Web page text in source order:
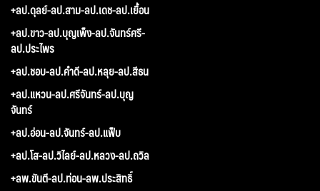
+ลป.ดุลย์-ลป.สาม-ลป.เดช-ลป.เยื้อน
+ลป.ขาว-ลป.บุญเพ็ง-ลป.จันทร์ศรี-
ลป.ประไพร
+ลป.ชอบ-ลป.คำดี-ลป.หลุย-ลป.สีธน
+ลป.แหวน-ลป.ศรีจันทร์-ลป.บุญ
จันทร์
+ลป.อ่อน-ลป.จันทร์-ลป.แฟ็บ
+ลป.โส-ลป.วิไลย์-ลป.หลวง-ลป.ถวิล
+ลพ.ขันตี-ลป.ท่อน-ลพ.ประสิทธิ์